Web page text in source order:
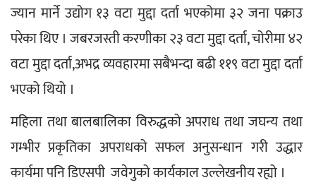
ज्यान मार्ने उद्योग १३ वटा मुद्दा दर्ता भएकोमा ३२ जना पक्राउ
परेका थिए । जबरजस्ती करणीका २३ वटा मुद्दा दर्ता, चोरीमा ४२
वटा मुद्दा दर्ता,अभद्र व्यवहारमा सबैभन्दा बढी ११९ वटा मुद्दा दर्ता
भएको थियो ।
महिला तथा बालबालिका विरुद्धको अपराध तथा जघन्य तथा
गम्भीर प्रकृतिका अपराधको सफल अनुसन्धान गरी उद्धार
कार्यमा पनि डिएसपी  जवेगुको कार्यकाल उल्लेखनीय रह्यो ।